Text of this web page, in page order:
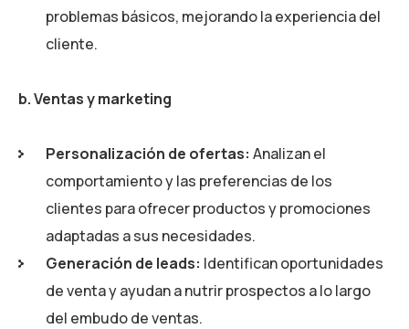
problemas básicos, mejorando la experiencia del
cliente.
b. Ventas y marketing
Personalización de ofertas: Analizan el
comportamiento y las preferencias de los
clientes para ofrecer productos y promociones
adaptadas a sus necesidades.
Generación de leads: Identifican oportunidades
de venta y ayudan a nutrir prospectos a lo largo
del embudo de ventas.